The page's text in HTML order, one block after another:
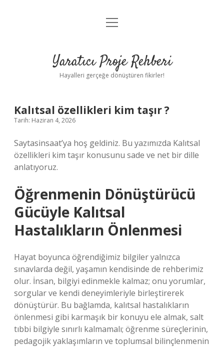
Anasayfa
Yasal Uyarı
menüyü
Yaratıcı Proje Rehberi
Hayalleri gerçeğe dönüştüren fikirler!
Kalıtsal özellikleri kim taşır ?
Tarih: Haziran 4, 2026
Saytasinsaat’ya hoş geldiniz. Bu yazımızda Kalıtsal
özellikleri kim taşır konusunu sade ve net bir dille
anlatıyoruz.
Öğrenmenin Dönüştürücü
Gücüyle Kalıtsal
Hastalıkların Önlenmesi
Hayat boyunca öğrendiğimiz bilgiler yalnızca
sınavlarda değil, yaşamın kendisinde de rehberimiz
olur. İnsan, bilgiyi edinmekle kalmaz; onu yorumlar,
sorgular ve kendi deneyimleriyle birleştirerek
dönüştürür. Bu bağlamda, kalıtsal hastalıkların
önlenmesi gibi karmaşık bir konuyu ele almak, salt
tıbbi bilgiyle sınırlı kalmamalı; öğrenme süreçlerinin,
pedagojik yaklaşımların ve toplumsal bilinçlenmenin